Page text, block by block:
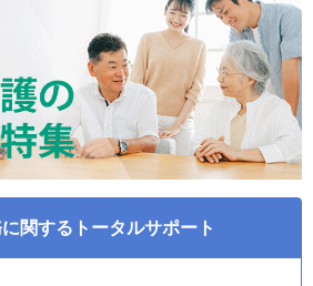
関するトータルサポート